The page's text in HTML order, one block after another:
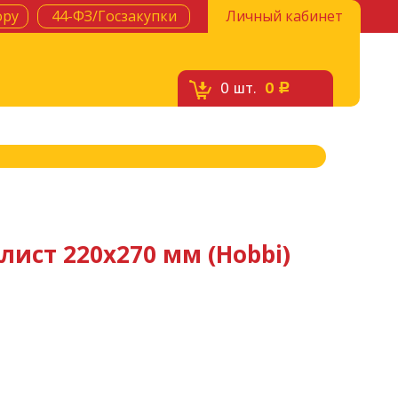
Личный кабинет
44-ФЗ/Госзакупки
0 шт. 0 c
220х270 мм (Hobbi)